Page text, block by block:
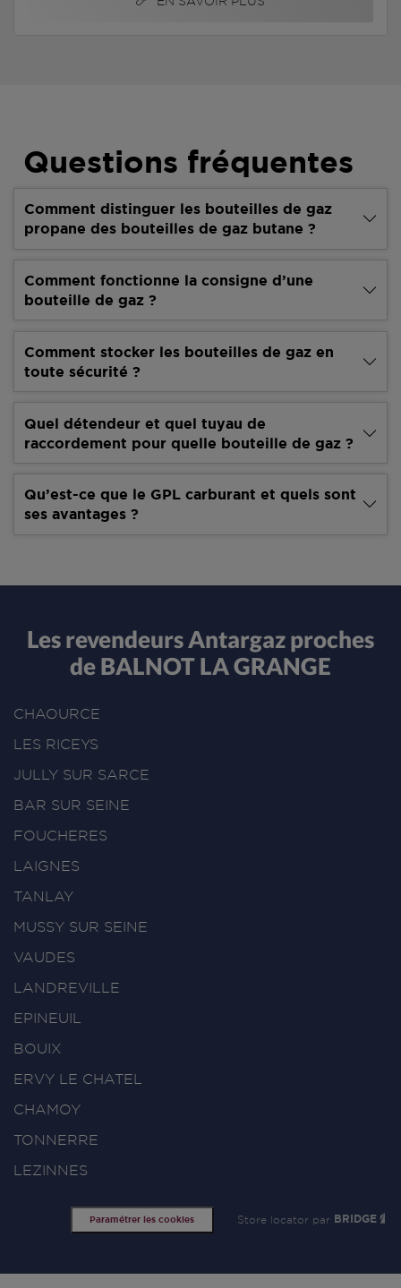
Questions fréquentes
Comment distinguer les bouteilles de gaz
propane des bouteilles de gaz butane ?
Comment fonctionne la consigne d’une
bouteille de gaz ?
Comment stocker les bouteilles de gaz en
toute sécurité ?
Quel détendeur et quel tuyau de
raccordement pour quelle bouteille de gaz ?
Qu’est-ce que le GPL carburant et quels sont
ses avantages ?
Les revendeurs Antargaz proches
de BALNOT LA GRANGE
CHAOURCE
LES RICEYS
JULLY SUR SARCE
BAR SUR SEINE
FOUCHERES
LAIGNES
TANLAY
MUSSY SUR SEINE
VAUDES
LANDREVILLE
EPINEUIL
BOUIX
ERVY LE CHATEL
CHAMOY
TONNERRE
LEZINNES
Paramétrer les cookies Store locator par BRIDGE